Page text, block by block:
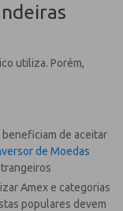
utiliza. Porém,
de aceitar
de Moedas
Amex e categorias
populares devem